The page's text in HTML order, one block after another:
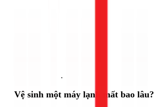
.
Vệ sinh một máy lạnh mất bao lâu?